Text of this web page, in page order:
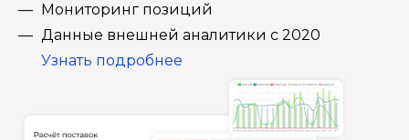
Мониторинг позиций
Данные внешней аналитики с 2020
Узнать подробнее